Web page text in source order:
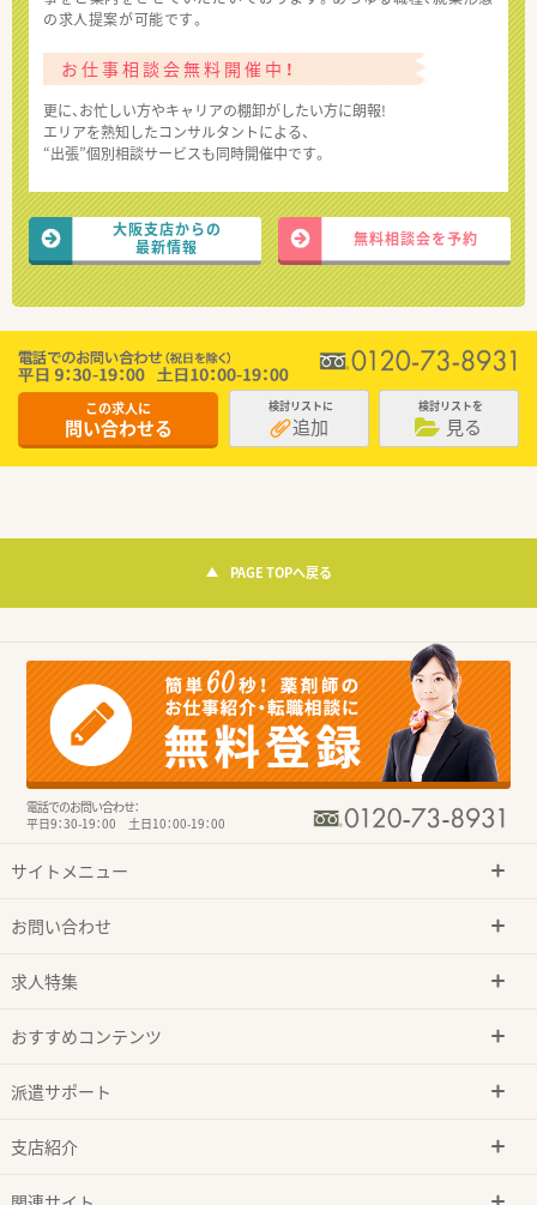
の求人提案が可能です。
お仕事相談会無料開催中！
更に、お忙しい方やキャリアの棚卸がしたい方に朗報!
エリアを熟知したコンサルタントによる、
“出張”個別相談サービスも同時開催中です。
大阪支店からの
最新情報
無料相談会を予約
この求人に
問い合わせる
検討リストに
追加
検討リストを
見る
PAGE TOPへ戻る
電話でのお問い合わせ：
平日9：30-19：00 土日10：00-19：00
サイトメニュー
お問い合わせ
求人特集
おすすめコンテンツ
派遣サポート
支店紹介